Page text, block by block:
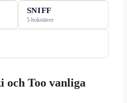
SNIFF
5 bokstäver
Too vanliga